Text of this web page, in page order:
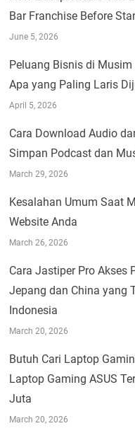
Bar Franchise Before
June 5, 2026
Peluang Bisnis di Musim
Apa yang Paling Laris
April 5, 2026
Cara Download Audio
Simpan Podcast dan
March 29, 2026
Kesalahan Umum Saat
Website Anda
March 26, 2026
Cara Jastiper Pro Akses
Jepang dan China yang
Indonesia
March 20, 2026
Butuh Cari Laptop
Laptop Gaming ASUS
Juta
March 20, 2026